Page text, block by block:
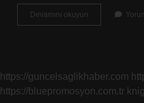
Devamını okuyun
Açıkhava
https://guncelsaglikhaber.com
https://bluepromosyon.com.tr